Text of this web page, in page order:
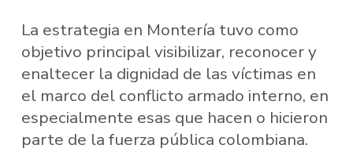
La estrategia en Montería tuvo como
objetivo principal visibilizar, reconocer y
enaltecer la dignidad de las víctimas en
el marco del conflicto armado interno, en
especialmente esas que hacen o hicieron
parte de la fuerza pública colombiana.